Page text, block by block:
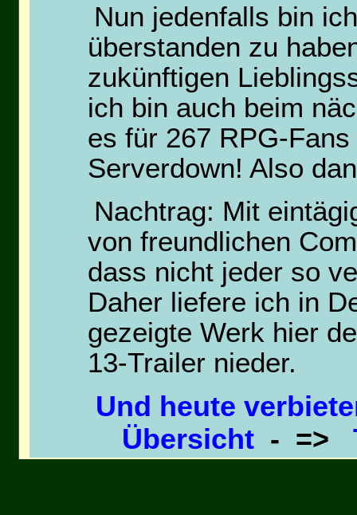
Nun jedenfalls bin
überstanden zu
zukünftigen
ich bin auch beim
es für 267 RPG-
Serverdown! Also
Nachtrag: Mit
von freundlichen
dass nicht jeder so
Daher liefere ich in
gezeigte Werk hier
13-Trailer nieder.
Und heute
Übersicht - =>